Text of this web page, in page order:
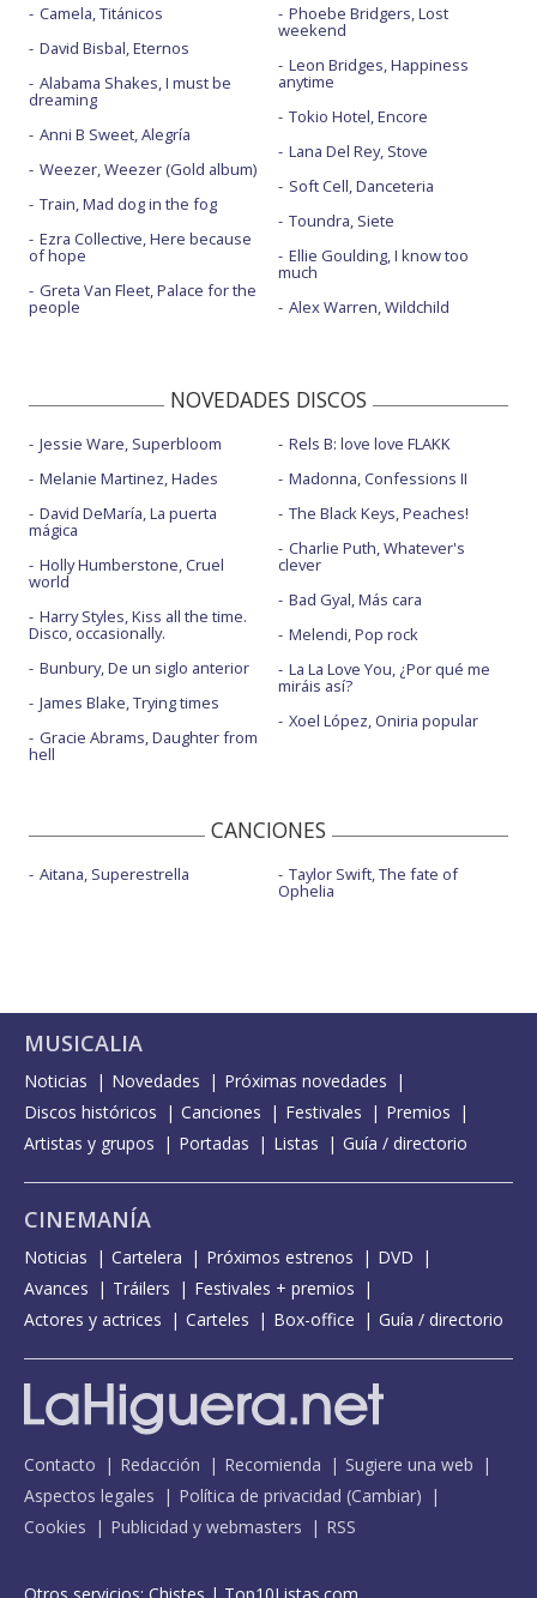
Camela, Titánicos
David Bisbal, Eternos
Alabama Shakes, I must be
dreaming
Anni B Sweet, Alegría
Weezer, Weezer (Gold album)
Train, Mad dog in the fog
Ezra Collective, Here because
of hope
Greta Van Fleet, Palace for the
people
Phoebe Bridgers, Lost
weekend
Leon Bridges, Happiness
anytime
Tokio Hotel, Encore
Lana Del Rey, Stove
Soft Cell, Danceteria
Toundra, Siete
Ellie Goulding, I know too
much
Alex Warren, Wildchild
NOVEDADES DISCOS
Jessie Ware, Superbloom
Melanie Martinez, Hades
David DeMaría, La puerta
mágica
Holly Humberstone, Cruel
world
Harry Styles, Kiss all the time.
Disco, occasionally.
Bunbury, De un siglo anterior
James Blake, Trying times
Gracie Abrams, Daughter from
hell
Rels B: love love FLAKK
Madonna, Confessions II
The Black Keys, Peaches!
Charlie Puth, Whatever's
clever
Bad Gyal, Más cara
Melendi, Pop rock
La La Love You, ¿Por qué me
miráis así?
Xoel López, Oniria popular
CANCIONES
Aitana, Superestrella Taylor Swift, The fate of
Ophelia
MUSICALIA
Noticias Novedades
Próximas novedades
Discos históricos
Canciones Festivales
Premios
Artistas y grupos
Portadas Listas Guía / directorio
CINEMANÍA
Noticias Cartelera Próximos estrenos
DVD
Avances
Tráilers
Festivales + premios
Actores y actrices
Carteles Box-office Guía / directorio
Contacto Redacción Recomienda
Sugiere una web
Aspectos legales
Política de privacidad (Cambiar)
Cookies
Publicidad y webmasters RSS